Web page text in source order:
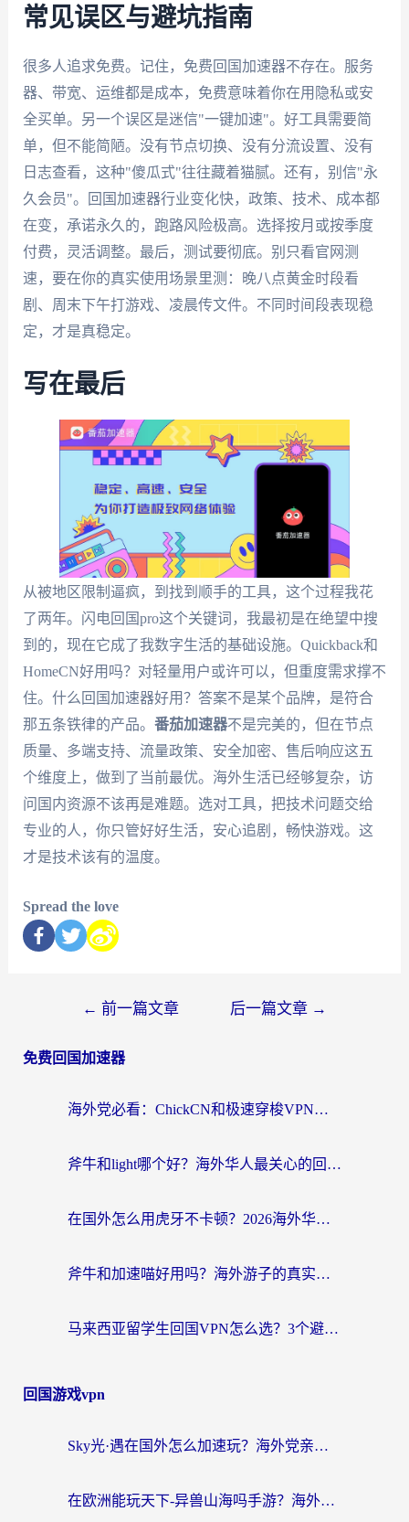
常见误区与避坑指南
很多人追求免费。记住，免费回国加速器不存在。服务
器、带宽、运维都是成本，免费意味着你在用隐私或安
全买单。另一个误区是迷信"一键加速"。好工具需要简
单，但不能简陋。没有节点切换、没有分流设置、没有
日志查看，这种"傻瓜式"往往藏着猫腻。还有，别信"永
久会员"。回国加速器行业变化快，政策、技术、成本都
在变，承诺永久的，跑路风险极高。选择按月或按季度
付费，灵活调整。最后，测试要彻底。别只看官网测
速，要在你的真实使用场景里测：晚八点黄金时段看
剧、周末下午打游戏、凌晨传文件。不同时间段表现稳
定，才是真稳定。
写在最后
从被地区限制逼疯，到找到顺手的工具，这个过程我花
了两年。闪电回国pro这个关键词，我最初是在绝望中搜
到的，现在它成了我数字生活的基础设施。Quickback和
HomeCN好用吗？对轻量用户或许可以，但重度需求撑不
住。什么回国加速器好用？答案不是某个品牌，是符合
那五条铁律的产品。 番茄加速器不是完美的，但在节点
质量、多端支持、流量政策、安全加密、售后响应这五
个维度上，做到了当前最优。海外生活已经够复杂，访
问国内资源不该再是难题。选对工具，把技术问题交给
专业的人，你只管好好生活，安心追剧，畅快游戏。这
才是技术该有的温度。
Spread the love
← 前一篇文章 后一篇文章 →
免费回国加速器
海外党必看：ChickCN和极速穿梭VPN好用吗？3招教你选对回国加速器无缝刷国内资源
斧牛和light哪个好？海外华人最关心的回国加速器选择难题，一篇讲透
在国外怎么用虎牙不卡顿？2026海外华人亲测有效的回国加速器选择指南
斧牛和加速喵好用吗？海外游子的真实选择困境
马来西亚留学生回国VPN怎么选？3个避坑点+1款实测好用的加速器推荐
回国游戏vpn
Sky光·遇在国外怎么加速玩？海外党亲测有效的国服游戏加速指南
在欧洲能玩天下-异兽山海吗手游？海外玩家的加速器生存指南